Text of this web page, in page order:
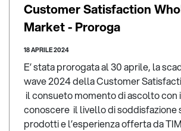
Customer Satisfaction
Market - Proroga
18 APRILE 2024
E’ stata prorogata al 30 aprile, la
wave 2024 della Customer
il consueto momento di ascolto
conoscere il livello di soddisfazione
prodotti e l’esperienza offerta da